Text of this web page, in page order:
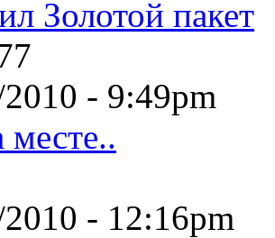
Золотой пакет
- 9:49pm
месте..
- 12:16pm